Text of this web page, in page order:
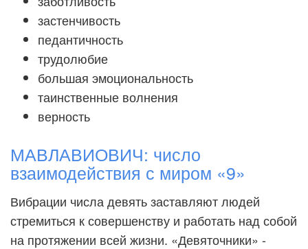
застенчивость
педантичность
трудолюбие
большая эмоциональность
таинственные волнения
верность
МАВЛАВИОВИЧ: число
взаимодействия с миром «9»
Вибрации числа девять заставляют людей
стремиться к совершенству и работать над собой
на протяжении всей жизни. «Девяточники» -